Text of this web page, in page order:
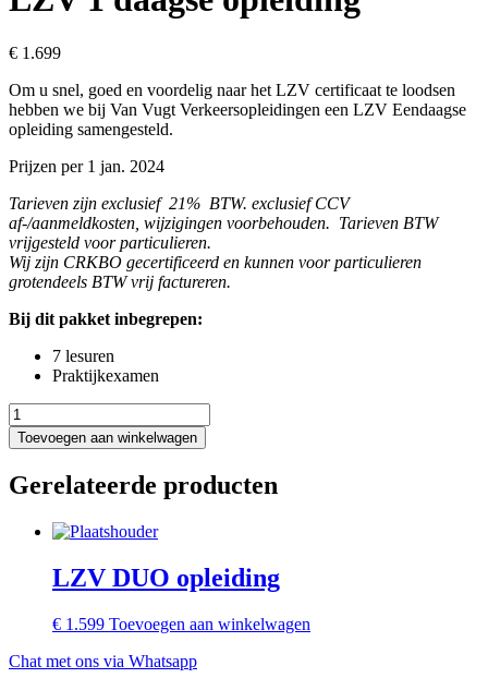
€ 1.699
Om u snel, goed en voordelig naar het LZV certificaat te loodsen
hebben we bij Van Vugt Verkeersopleidingen een LZV Eendaagse
opleiding samengesteld.
Prijzen per 1 jan. 2024
Tarieven zijn exclusief 21% BTW. exclusief CCV
af-/aanmeldkosten, wijzigingen voorbehouden. Tarieven BTW
vrijgesteld voor particulieren.
Wij zijn CRKBO gecertificeerd en kunnen voor particulieren
grotendeels BTW vrij factureren.
Bij dit pakket inbegrepen:
7 lesuren
Praktijkexamen
LZV
1
daagse
aantal
Toevoegen aan winkelwagen
Gerelateerde producten
LZV DUO opleiding
€ 1.599 Toevoegen aan winkelwagen
Chat met ons via Whatsapp